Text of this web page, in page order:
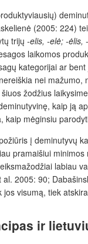
(2005: 224)
trijų -elis, -elė; -ėlis,
laikomos
kategorijai ar
nei
žodžius
kaip ją
kaip mėginsiu
į deminutyvų
pramaišiui
labiau
2005: 90;
visumą, tiek
ir